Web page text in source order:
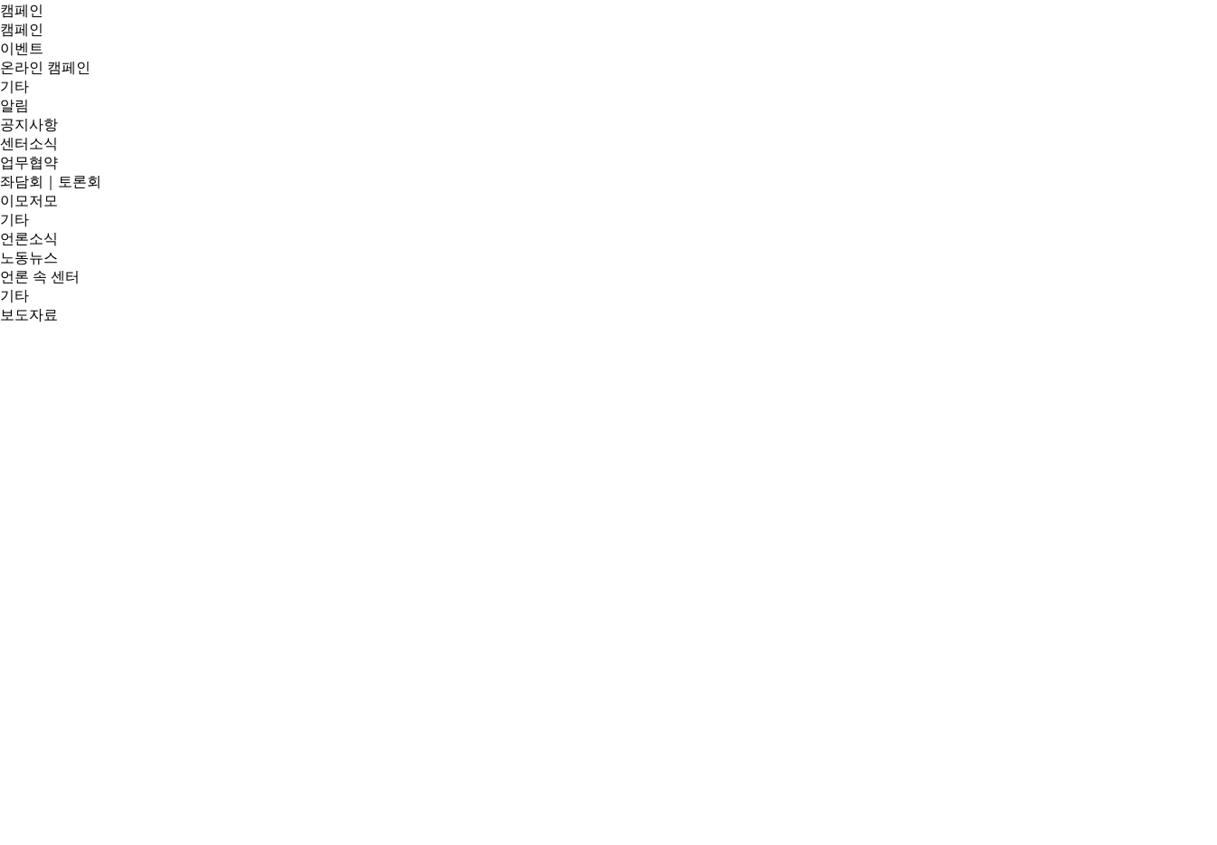
캠페인
캠페인
이벤트
온라인 캠페인
기타
알림
공지사항
센터소식
업무협약
좌담회｜토론회
이모저모
기타
언론소식
노동뉴스
언론 속 센터
기타
보도자료